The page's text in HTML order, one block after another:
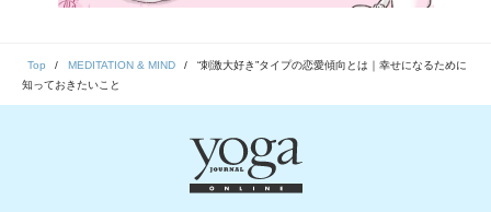
Top MEDITATION & MIND
“刺激大好き”タイプの恋愛傾向とは｜幸せになるために
知っておきたいこと